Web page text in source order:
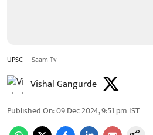
UPSC Saam Tv
Vishal Gangurde
Published On:09 Dec 2024, 9:51 pm IST